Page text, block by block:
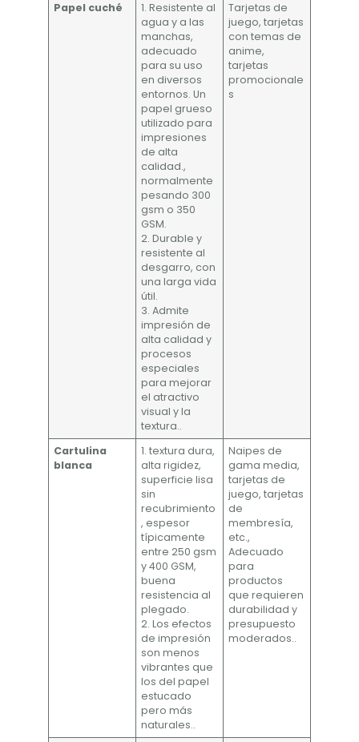
Papel cuché
1. Resistente al
agua y a las
manchas,
adecuado
para su uso
en diversos
entornos. Un
papel grueso
utilizado para
impresiones
de alta
calidad.,
normalmente
pesando 300
gsm o 350
GSM.
2. Durable y
resistente al
desgarro, con
una larga vida
útil.
3. Admite
impresión de
alta calidad y
procesos
especiales
para mejorar
el atractivo
visual y la
textura..
Tarjetas de
juego, tarjetas
con temas de
anime,
tarjetas
promocionale
s
Cartulina
blanca
1. textura dura,
alta rigidez,
superficie lisa
sin
recubrimiento
, espesor
típicamente
entre 250 gsm
y 400 GSM,
buena
resistencia al
plegado.
2. Los efectos
de impresión
son menos
vibrantes que
los del papel
estucado
pero más
naturales..
Naipes de
gama media,
tarjetas de
juego, tarjetas
de
membresía,
etc.,
Adecuado
para
productos
que requieren
durabilidad y
presupuesto
moderados..